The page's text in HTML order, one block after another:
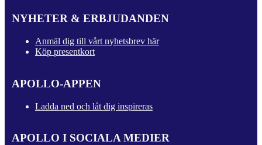
NYHETER & ERBJUDANDEN
Anmäl dig till vårt nyhetsbrev här
Köp presentkort
APOLLO-APPEN
Ladda ned och låt dig inspireras
APOLLO I SOCIALA MEDIER